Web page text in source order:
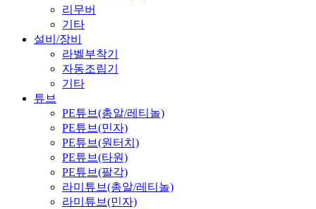
리무버
기타
설비/장비
라벨부착기
자동조립기
기타
튜브
PE튜브(총알/레티놀)
PE튜브(민자)
PE튜브(원터치)
PE튜브(타원)
PE튜브(팔각)
라미튜브(총알/레티놀)
라미튜브(민자)